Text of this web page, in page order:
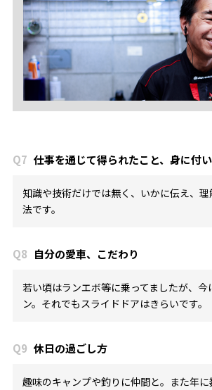
Q7 仕事を通じて得られたこと、身に付
知識や技術だけでは無く、いかに伝え、
法です。
Q8 自分の愛車、こだわり
若い頃はランエボ等に乗ってましたが、今
ン。それでもスライドドアはきらいです。
Q9 休日の過ごし方
趣味のキャンプや釣りに仲間と。また年